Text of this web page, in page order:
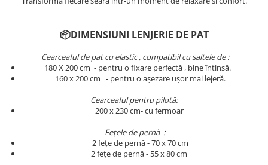
Set Lenjerie Pat Blanita Iepure, 6
Piese, Cu Pilota Inclusa
Lenjerii De Pat Premium Collection
Set Lenjerie De Pat, 7 Piese, Cu
Set Lenjerie De Pat Jacquard Regal,
Lenjerii Damasc Egiptean King Size
Lenjerii De Pat, Finet Premium, 1
📦DIMENSIUNI LENJERIE DE PAT
Cearceaful de pat cu elastic , compatibil cu saltele de :
180 X 200 cm - pentru o fixare perfectă , bine întinsă.
​​​​160 x 200 cm - pentru o așezare ușor mai lejeră.
Cearceaful pentru pilotă:
200 x 230 cm- cu fermoar
Fețele de pernă :
2 fețe de pernă - 70 x 70 cm
2 fețe de pernă - 55 x 80 cm